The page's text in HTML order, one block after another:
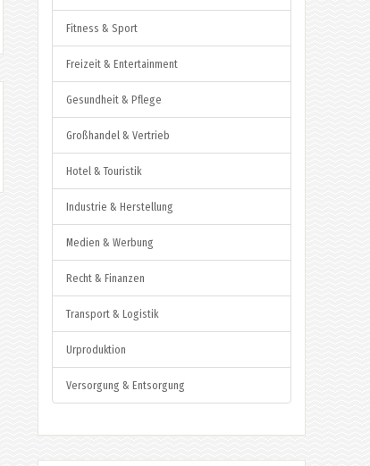
Fitness & Sport
Freizeit & Entertainment
Gesundheit & Pflege
Großhandel & Vertrieb
Hotel & Touristik
Industrie & Herstellung
Medien & Werbung
Recht & Finanzen
Transport & Logistik
Urproduktion
Versorgung & Entsorgung